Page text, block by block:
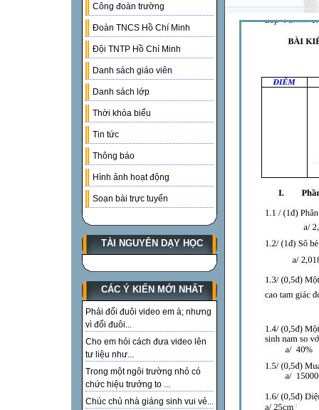
Công đoàn trường
Đoàn TNCS Hồ Chí Minh
Đội TNTP Hồ Chí Minh
Danh sách giáo viên
Danh sách lớp
Thời khóa biểu
Tin tức
Thông báo
Hình ảnh hoạt động
Soạn bài trực tuyến
TÀI NGUYÊN DẠY HỌC
CÁC Ý KIẾN MỚI NHẤT
Phải đổi đuôi video em à; nhưng
vì đổi đuôi...
Cho em hỏi cách đưa video lên
tư liệu như...
Trong một ngôi trường nhỏ có
chức hiệu trưởng to ...
Chúc chủ nhà giáng sinh vui vẻ...